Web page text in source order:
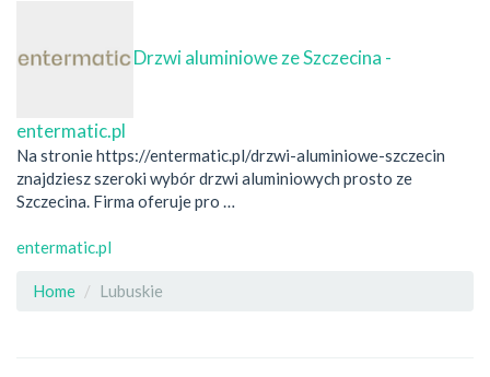
Drzwi aluminiowe ze Szczecina -
entermatic.pl
Na stronie https://entermatic.pl/drzwi-aluminiowe-szczecin
znajdziesz szeroki wybór drzwi aluminiowych prosto ze
Szczecina. Firma oferuje pro …
entermatic.pl
Home Lubuskie